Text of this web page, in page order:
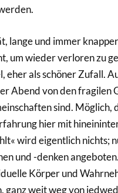
lange und immer
um wieder verloren zu
eher als schöner Zufall.
Abend von den fragilen
sind. Möglich,
hier mit
wird eigentlich nichts;
und -denken
Körper und
ganz weit weg von